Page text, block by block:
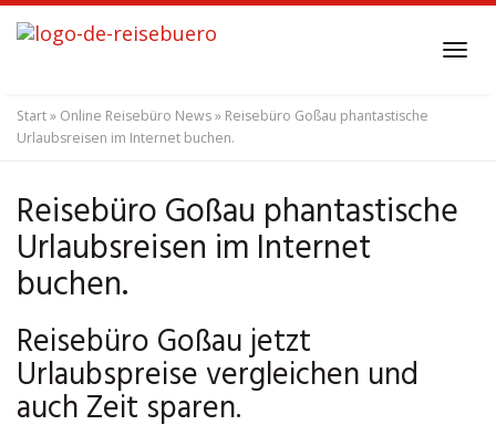
Skip
to
content
Start» Online Reisebüro News» Reisebüro Goßau phantastische
Urlaubsreisen im Internet buchen.
Reisebüro Goßau phantastische
Urlaubsreisen im Internet
buchen.
Reisebüro Goßau jetzt
Urlaubspreise vergleichen und
auch Zeit sparen.